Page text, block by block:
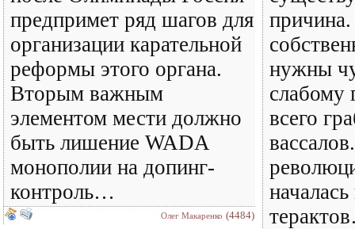
предпримет ряд шагов для
организации карательной
реформы этого органа.
Вторым важным
элементом мести должно
быть лишение WADA
монополии на допинг-
контроль…
Олег Макаренко (4484)
нужны
слабому
всего